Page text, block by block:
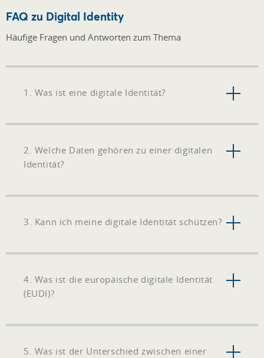
FAQ zu Digital Identity
Häufige Fragen und Antworten zum Thema
1. Was ist eine digitale Identität?
2. Welche Daten gehören zu einer digitalen
Identität?
3. Kann ich meine digitale Identität schützen?
4. Was ist die europäische digitale Identität
(EUDI)?
5. Was ist der Unterschied zwischen einer